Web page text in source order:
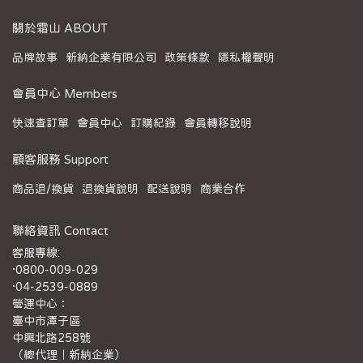
關於霜山 ABOUT
品牌故事 新納企業有限公司 政策條款 隱私權聲明
會員中心 Members
快速查訂單 會員中心 訂購紀錄 會員轉移說明
顧客服務 Support
商品退/換貨 退換貨說明 配送說明 商業合作
聯絡資訊 Contact
客服專線:
·0800-009-029
·04-2539-0889
營運中心：
臺中市潭子區
中興北路258號
（總代理｜新納企業）